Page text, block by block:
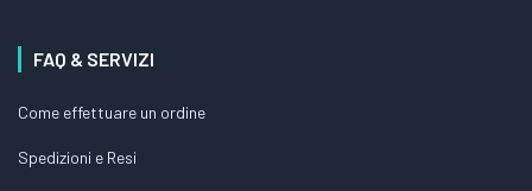
FAQ & SERVIZI
Come effettuare un ordine
Spedizioni e Resi